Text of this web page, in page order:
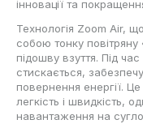
інновації та
Технологія Zoom Air,
собою тонку
підошву взуття. Під
стискається,
повернення енергії.
легкість і швидкість,
навантаження на